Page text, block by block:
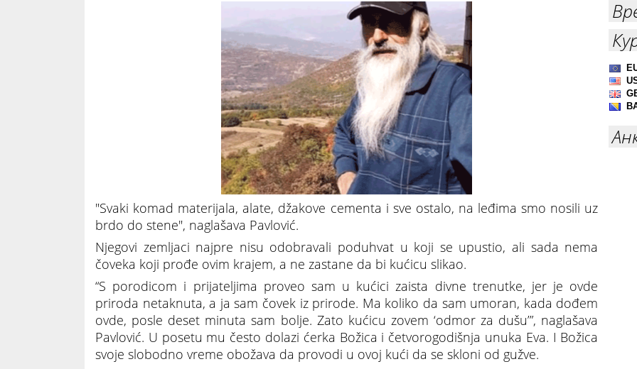
"Svaki komad materijala, alate, džakove cementa i sve ostalo, na leđima smo nosili uz
brdo do stene", naglašava Pavlović.
Njegovi zemljaci najpre nisu odobravali poduhvat u koji se upustio, ali sada nema
čoveka koji prođe ovim krajem, a ne zastane da bi kućicu slikao.
“S porodicom i prijateljima proveo sam u kućici zaista divne trenutke, jer je ovde
priroda netaknuta, a ja sam čovek iz prirode. Ma koliko da sam umoran, kada dođem
ovde, posle deset minuta sam bolje. Zato kućicu zovem ‘odmor za dušu’”, naglašava
Pavlović. U posetu mu često dolazi ćerka Božica i četvorogodišnja unuka Eva. I Božica
svoje slobodno vreme obožava da provodi u ovoj kući da se skloni od gužve.